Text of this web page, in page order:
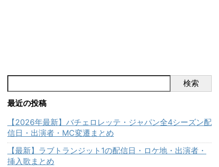
その理由についてまとめてい
スのチケットの売れ行きが悪
い？ ❄️✨本日解禁✨❄ ...
検索
最近の投稿
【2026年最新】バチェロレッテ・ジャパン全4シーズン配
信日・出演者・MC変遷まとめ
【最新】ラブトランジット1の配信日・ロケ地・出演者・
挿入歌まとめ